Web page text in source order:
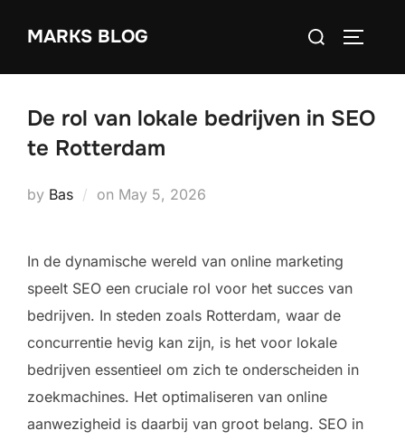
MARKS BLOG
Search
De rol van lokale bedrijven in SEO
te Rotterdam
by Bas on Posted
May 5, 2026
In de dynamische wereld van online marketing
speelt SEO een cruciale rol voor het succes van
bedrijven. In steden zoals Rotterdam, waar de
concurrentie hevig kan zijn, is het voor lokale
bedrijven essentieel om zich te onderscheiden in
zoekmachines. Het optimaliseren van online
aanwezigheid is daarbij van groot belang. SEO in